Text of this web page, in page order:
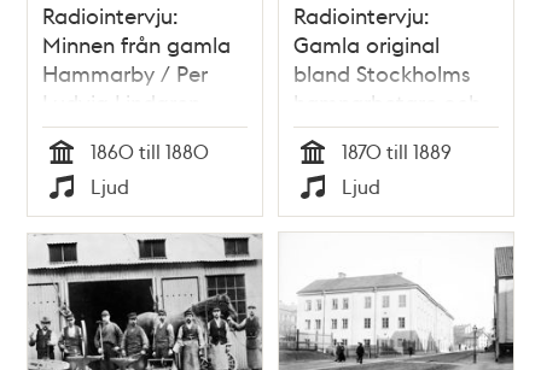
Radiointervju:
Minnen från gamla
Hammarby / Per
Ludvig Lindgren
Tid
1860 till 1880
Typ
Ljud
Radiointervju:
Gamla original
bland Stockholms
hamnarbetare och
förmän på 1870-
och 80-talen / Per
Ludvig Lindgren
Tid
1870 till 1889
Typ
Ljud